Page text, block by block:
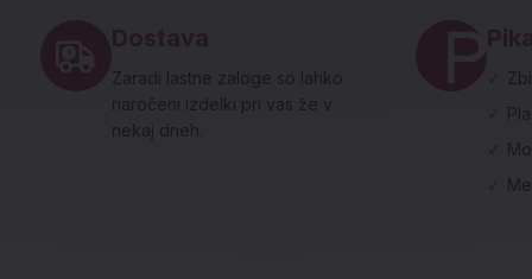
Dostava
Zaradi lastne zaloge so lahko
naročeni izdelki pri vas že v
nekaj dneh.